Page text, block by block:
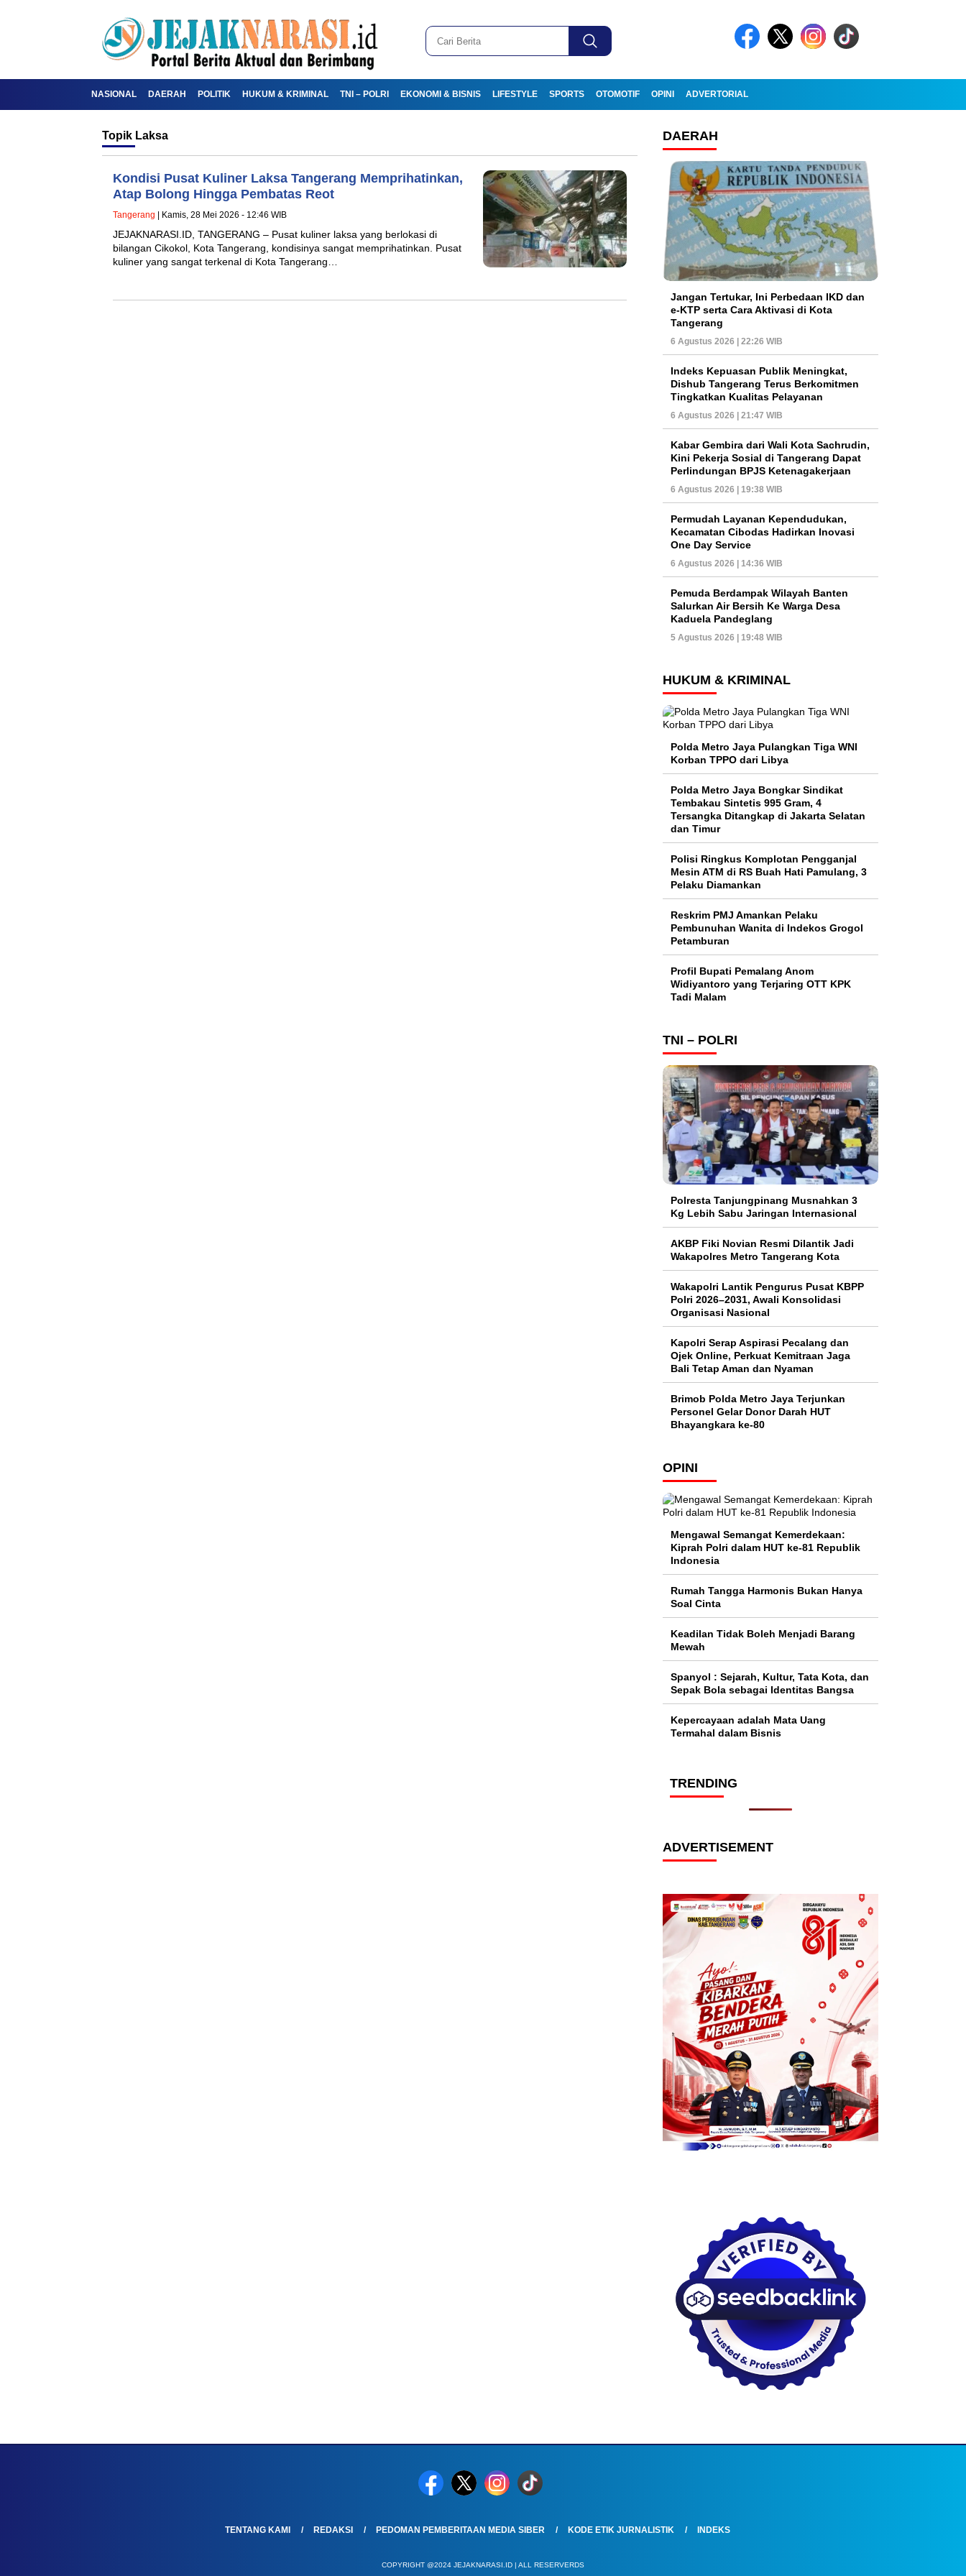
NASIONAL DAERAH POLITIK HUKUM & KRIMINAL TNI – POLRI EKONOMI & BISNIS LIFESTYLE SPORTS OTOMOTIF OPINI ADVERTORIAL
Topik Laksa
Kondisi Pusat Kuliner Laksa Tangerang Memprihatinkan,
Atap Bolong Hingga Pembatas Reot
Tangerang | Kamis, 28 Mei 2026 - 12:46 WIB
JEJAKNARASI.ID, TANGERANG – Pusat kuliner laksa yang berlokasi di
bilangan Cikokol, Kota Tangerang, kondisinya sangat memprihatinkan. Pusat
kuliner yang sangat terkenal di Kota Tangerang…
DAERAH
Jangan Tertukar, Ini Perbedaan IKD dan
e-KTP serta Cara Aktivasi di Kota
Tangerang
6 Agustus 2026 | 22:26 WIB
Indeks Kepuasan Publik Meningkat,
Dishub Tangerang Terus Berkomitmen
Tingkatkan Kualitas Pelayanan
6 Agustus 2026 | 21:47 WIB
Kabar Gembira dari Wali Kota Sachrudin,
Kini Pekerja Sosial di Tangerang Dapat
Perlindungan BPJS Ketenagakerjaan
6 Agustus 2026 | 19:38 WIB
Permudah Layanan Kependudukan,
Kecamatan Cibodas Hadirkan Inovasi
One Day Service
6 Agustus 2026 | 14:36 WIB
Pemuda Berdampak Wilayah Banten
Salurkan Air Bersih Ke Warga Desa
Kaduela Pandeglang
5 Agustus 2026 | 19:48 WIB
HUKUM & KRIMINAL
Polda Metro Jaya Pulangkan Tiga WNI
Korban TPPO dari Libya
Polda Metro Jaya Bongkar Sindikat
Tembakau Sintetis 995 Gram, 4
Tersangka Ditangkap di Jakarta Selatan
dan Timur
Polisi Ringkus Komplotan Pengganjal
Mesin ATM di RS Buah Hati Pamulang, 3
Pelaku Diamankan
Reskrim PMJ Amankan Pelaku
Pembunuhan Wanita di Indekos Grogol
Petamburan
Profil Bupati Pemalang Anom
Widiyantoro yang Terjaring OTT KPK
Tadi Malam
TNI – POLRI
Polresta Tanjungpinang Musnahkan 3
Kg Lebih Sabu Jaringan Internasional
AKBP Fiki Novian Resmi Dilantik Jadi
Wakapolres Metro Tangerang Kota
Wakapolri Lantik Pengurus Pusat KBPP
Polri 2026–2031, Awali Konsolidasi
Organisasi Nasional
Kapolri Serap Aspirasi Pecalang dan
Ojek Online, Perkuat Kemitraan Jaga
Bali Tetap Aman dan Nyaman
Brimob Polda Metro Jaya Terjunkan
Personel Gelar Donor Darah HUT
Bhayangkara ke-80
OPINI
Mengawal Semangat Kemerdekaan:
Kiprah Polri dalam HUT ke-81 Republik
Indonesia
Rumah Tangga Harmonis Bukan Hanya
Soal Cinta
Keadilan Tidak Boleh Menjadi Barang
Mewah
Spanyol : Sejarah, Kultur, Tata Kota, dan
Sepak Bola sebagai Identitas Bangsa
Kepercayaan adalah Mata Uang
Termahal dalam Bisnis
TRENDING
ADVERTISEMENT
TENTANG KAMI REDAKSI PEDOMAN PEMBERITAAN MEDIA SIBER KODE ETIK JURNALISTIK INDEKS
COPYRIGHT @2024 JEJAKNARASI.ID | ALL RESERVERDS